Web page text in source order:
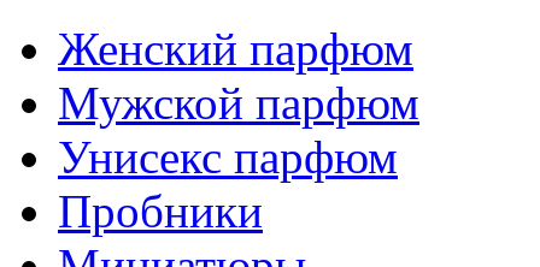
Женский парфюм
Мужской парфюм
Унисекс парфюм
Пробники